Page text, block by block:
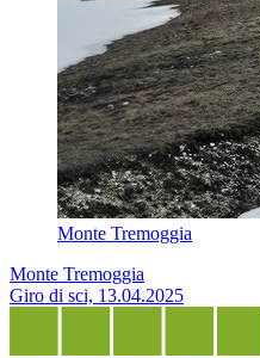
Monte Tremoggia
Monte Tremoggia
Giro di sci, 13.04.2025